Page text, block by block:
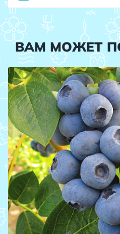
ВАМ МОЖЕТ